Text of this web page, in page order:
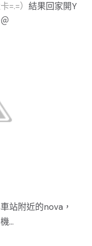
=.=） 結果回家開Y
站附近的nova，
...